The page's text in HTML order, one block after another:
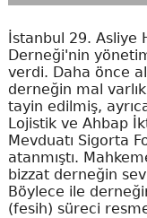
İstanbul 29. Asliye
Derneği'nin
verdi. Daha önce
derneğin mal
tayin edilmiş,
Lojistik ve Ahbap
Mevduatı Sigorta
atanmıştı.
bizzat derneğin
Böylece ile
(fesih) süreci